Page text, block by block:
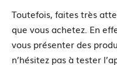
Toutefois, faites très
que vous achetez. En
vous présenter des
n’hésitez pas à tester